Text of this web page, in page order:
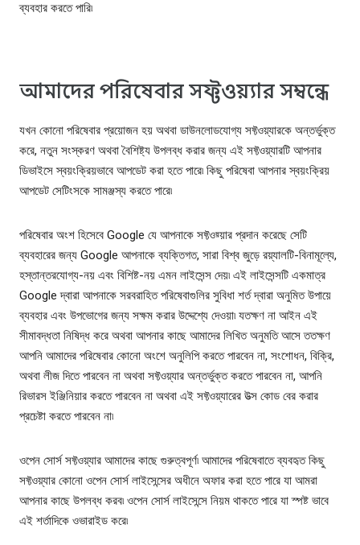
ব্যবহার করতে পারি৷
আমাদের পরিষেবার সফ্টওয়্যার সম্বন্ধে
যখন কোনো পরিষেবার প্রয়োজন হয় অথবা ডাউনলোডযোগ্য সফ্টওয়্যারকে অন্তর্ভুক্ত
করে, নতুন সংস্করণ অথবা বৈশিষ্ট্য উপলব্ধ করার জন্য এই সফ্টওয়্যারটি আপনার
ডিভাইসে স্বয়ংক্রিয়ভাবে আপডেট করা হতে পারে৷ কিছু পরিষেবা আপনার স্বয়ংক্রিয়
আপডেট সেটিংসকে সামঞ্জস্য করতে পারে৷
পরিষেবার অংশ হিসেবে Google যে আপনাকে সফ্টওয়্য়ার প্রদান করেছে সেটি
ব্যবহারের জন্য Google আপনাকে ব্যক্তিগত, সারা বিশ্ব জুড়ে রয়্যালটি-বিনামূল্যে,
হস্তান্তরযোগ্য-নয় এবং বিশিষ্ট-নয় এমন লাইসেন্স দেয়৷ এই লাইসেন্সটি একমাত্র
Google দ্বারা আপনাকে সরবরাহিত পরিষেবাগুলির সুবিধা শর্ত দ্বারা অনুমিত উপায়ে
ব্যবহার এবং উপভোগের জন্য সক্ষম করার উদ্দেশ্যে দেওয়া৷ যতক্ষণ না আইন এই
সীমাবদ্ধতা নিষিদ্ধ করে অথবা আপনার কাছে আমাদের লিখিত অনুমতি আসে ততক্ষণ
আপনি আমাদের পরিষেবার কোনো অংশে অনুলিপি করতে পারবেন না, সংশোধন, বিক্রি,
অথবা লীজ দিতে পারবেন না অথবা সফ্টওয়্যার অন্তর্ভুক্ত করতে পারবেন না, আপনি
রিভারস ইঞ্জিনিয়ার করতে পারবেন না অথবা এই সফ্টওয়্যারের উত্স কোড বের করার
প্রচেষ্টা করতে পারবেন না৷
ওপেন সোর্স সফ্টওয়্যার আমাদের কাছে গুরুত্বপূর্ণ৷ আমাদের পরিষেবাতে ব্যবহৃত কিছু
সফ্টওয়্যার কোনো ওপেন সোর্স লাইসেন্সের অধীনে অফার করা হতে পারে যা আমরা
আপনার কাছে উপলব্ধ করব৷ ওপেন সোর্স লাইসেন্সে নিয়ম থাকতে পারে যা স্পষ্ট ভাবে
এই শর্তাদিকে ওভারাইড করে৷